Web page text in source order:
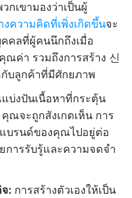
กเขามองว่าเป็นผู้
งความคิดที่เพิ่งเกิดขึ้นจะ
คลที่ผู้คนนึกถึงเมื่อ
ณค่า รวมถึงการสร้าง 신
บลูกค้าที่มีศักยภาพ
บ่งปันเนื้อหาที่กระตุ้น
ณจะถูกสังเกตเห็น การ
บรนด์ของคุณไปอยู่ต่อ
ารรับรู้และความจดจำ
: การสร้างตัวเองให้เป็น